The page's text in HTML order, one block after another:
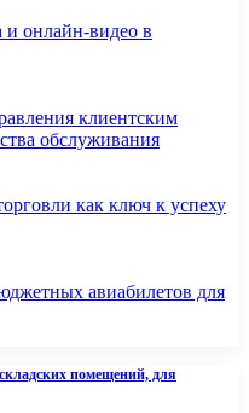
и онлайн-видео в
клиентским
обслуживания
как ключ к успеху
авиабилетов для
помещений, для